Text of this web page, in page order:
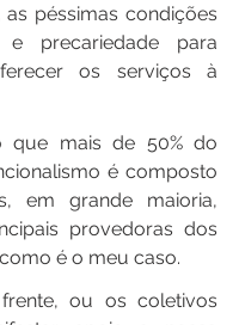
as péssimas condições
precariedade para
os serviços à
que mais de 50% do
é composto
em grande maioria,
provedoras dos
é o meu caso.
ou os coletivos